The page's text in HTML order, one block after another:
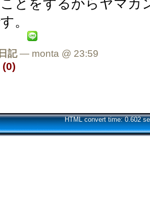
とをするからヤマカ
。
日記— monta @ 23:59
HTML convert time: 0.602